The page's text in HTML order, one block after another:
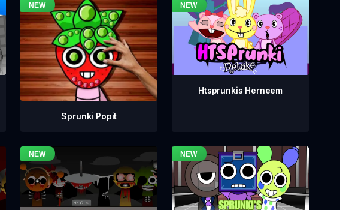
Sprunki Popit
Htsprunkis Herneem